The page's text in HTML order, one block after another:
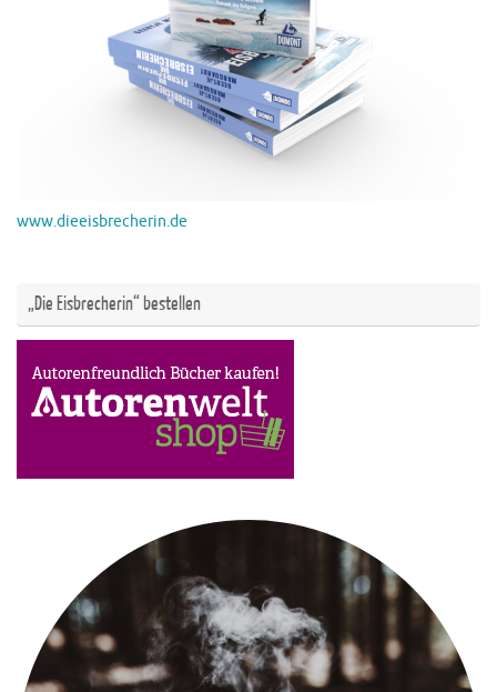
www.dieeisbrecherin.de
„Die Eisbrecherin“ bestellen